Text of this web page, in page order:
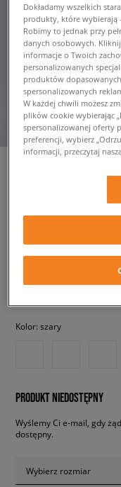
męskie, sneakersy
219,99 zł
Kolor: szary
PRODUKT NIEDOSTĘPNY
Wyślemy Ci e-mail, gdy
dostępny.
Wybierz rozmiar
Dokładamy wszelkich
produkty, które wybierają
Robimy to jednak przy
danych osobowych. Kliknij
informacje o Twoich
personalizowanych
produktów
spersonalizowanych
W każdej chwili możesz
plików cookie wybierając
spersonalizowanej oferty
preferencji, wybierz
informacji, przeczytaj